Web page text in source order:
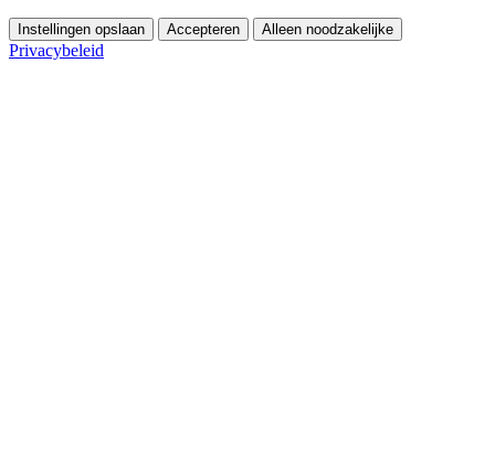
Instellingen opslaan Accepteren Alleen noodzakelijke
Privacybeleid